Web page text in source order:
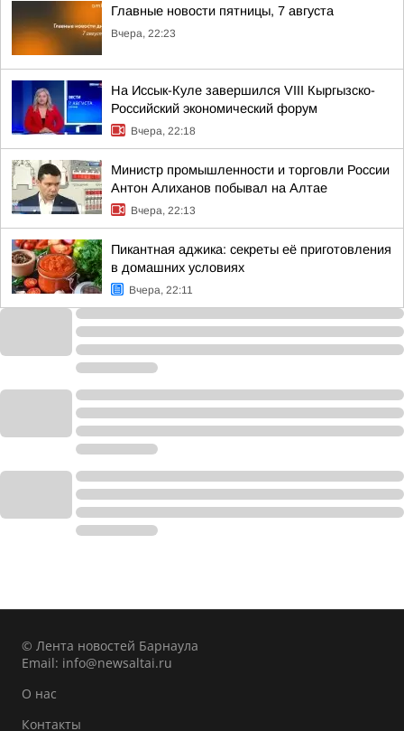
Главные новости пятницы, 7 августа
Вчера, 22:23
На Иссык-Куле завершился VIII Кыргызско-
Российский экономический форум
Вчера, 22:18
Министр промышленности и торговли России
Антон Алиханов побывал на Алтае
Вчера, 22:13
Пикантная аджика: секреты её приготовления
в домашних условиях
Вчера, 22:11
© Лента новостей Барнаула
Email: info@newsaltai.ru
О нас
Контакты